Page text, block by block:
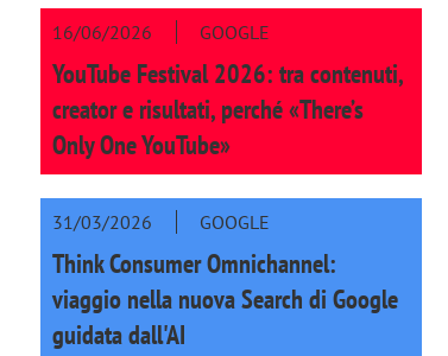
16/06/2026 GOOGLE
YouTube Festival 2026: tra contenuti,
creator e risultati, perché «There’s
Only One YouTube»
31/03/2026 GOOGLE
Think Consumer Omnichannel:
viaggio nella nuova Search di Google
guidata dall'AI